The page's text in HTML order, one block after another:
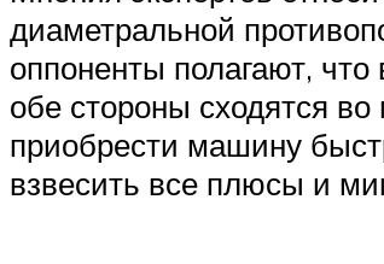
диаметральной
оппоненты полагают,
обе стороны сходятся
приобрести машину
взвесить все плюсы и